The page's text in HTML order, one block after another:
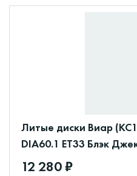
Литые диски Виар
DIA60.1 ET33 Блэк
12 280 ₽